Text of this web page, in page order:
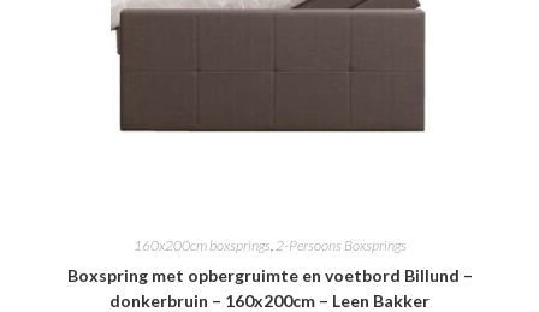
160x200cm boxsprings,2-Persoons Boxsprings
Boxspring met opbergruimte en voetbord Billund –
donkerbruin – 160x200cm – Leen Bakker